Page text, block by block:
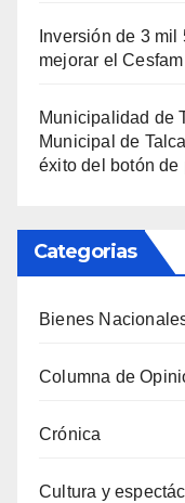
Inversión de 3
mejorar el
Municipalidad de
Municipal de
éxito del botón de
Categorias
Bienes
Columna de
Crónica
Cultura y